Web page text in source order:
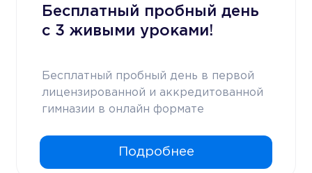
Бесплатный пробный день
с 3 живыми уроками!
Бесплатный пробный день в первой
лицензированной и аккредитованной
гимназии в онлайн формате
Подробнее